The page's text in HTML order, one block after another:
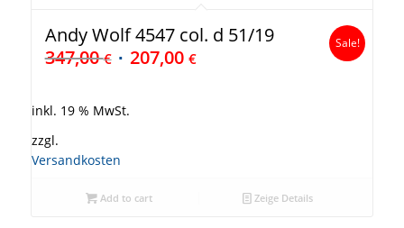
Andy Wolf 4547 col. d 51/19
347,00€ 207,00 €
Sale!
inkl. 19 % MwSt.
zzgl.
Versandkosten
Add to cart Zeige Details